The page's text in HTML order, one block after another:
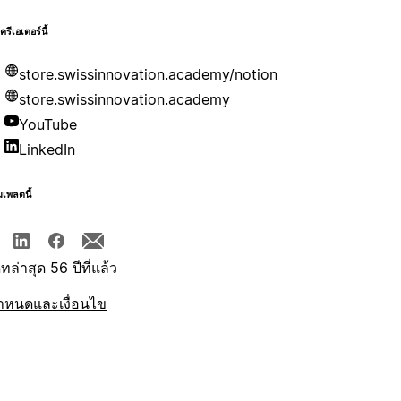
รีเอเตอร์นี้
store.swissinnovation.academy/notion
store.swissinnovation.academy
YouTube
LinkedIn
เพลตนี้
ทล่าสุด 56 ปีที่แล้ว
นดและเงื่อนไข